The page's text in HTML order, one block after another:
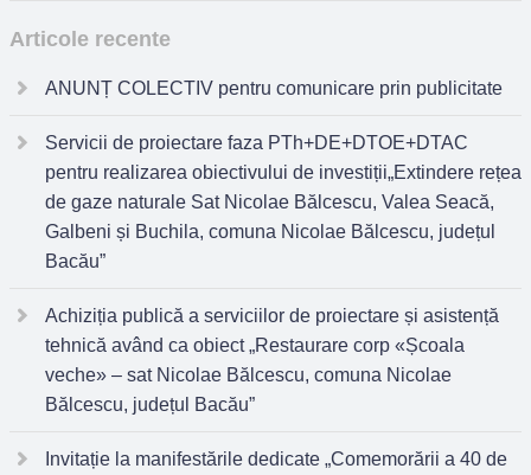
Articole recente
ANUNȚ COLECTIV pentru comunicare prin publicitate
Servicii de proiectare faza PTh+DE+DTOE+DTAC
pentru realizarea obiectivului de investiții„Extindere rețea
de gaze naturale Sat Nicolae Bălcescu, Valea Seacă,
Galbeni și Buchila, comuna Nicolae Bălcescu, județul
Bacău”
Achiziția publică a serviciilor de proiectare și asistență
tehnică având ca obiect „Restaurare corp «Școala
veche» – sat Nicolae Bălcescu, comuna Nicolae
Bălcescu, județul Bacău”
Invitație la manifestările dedicate „Comemorării a 40 de